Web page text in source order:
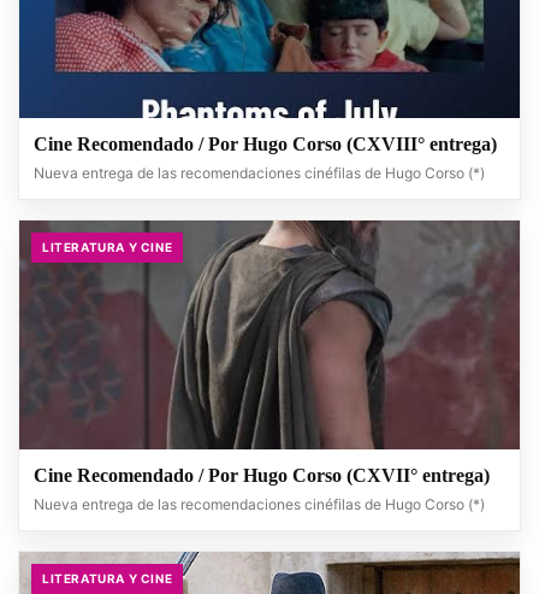
Cine Recomendado / Por Hugo Corso (CXVIII° entrega)
Nueva entrega de las recomendaciones cinéfilas de Hugo Corso (*)
LITERATURA Y CINE
Cine Recomendado / Por Hugo Corso (CXVII° entrega)
Nueva entrega de las recomendaciones cinéfilas de Hugo Corso (*)
LITERATURA Y CINE